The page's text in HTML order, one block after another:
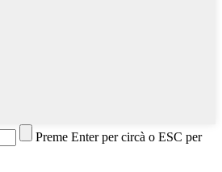
Preme Enter per circà o ESC per